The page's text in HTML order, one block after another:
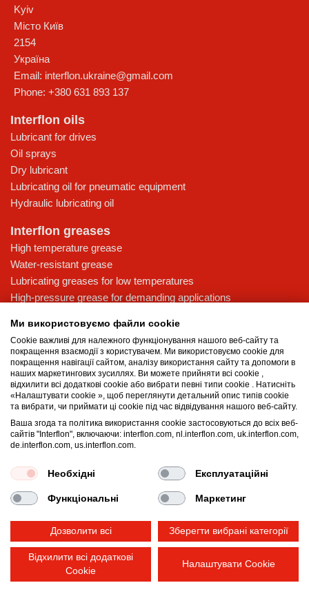
Kyiv
Місто Київ
2154
Україна
Email: interflon.ukraine@gmail.com
Phone: +380 631 893 137
Interflon oils
Lubricant for drives
Oil sprays
Dry lubricant
Lubricating oil for pneumatic equipment
Hydraulic lubricating oil
Interflon greases
High temperature grease
Water-resistant grease
Lubricating greases for low temperatures
High-pressure grease for demanding applications
Knowledge base
MicPol® technology
Food grade lubricants: ensuring safety in the food and beverage
industry
What is the difference between oil and grease?
The importance of good lubricants
Properties of grease
Terms and conditions Privacy statement
Cookie policy
Ми використовуємо файли cookie
Cookie важливі для належного функціонування нашого веб-сайту та
покращення взаємодії з користувачем. Ми використовуємо cookie для
покращення навігації сайтом, аналізу використання сайту та допомоги в
наших маркетингових зусиллях. Ви можете прийняти всі cookie ,
відхилити всі додаткові cookie або вибрати певні типи cookie . Натисніть
«Налаштувати cookie », щоб переглянути детальний опис типів cookie
та вибрати, чи приймати ці cookie під час відвідування нашого веб-сайту.
Ваша згода та політика використання cookie застосовуються до всіх веб-
сайтів "Interflon", включаючи: interflon.com, nl.interflon.com, uk.interflon.com,
de.interflon.com, us.interflon.com.
Необхідні Експлуатаційні
Функціональні Маркетинг
Дозволити всі Зберегти вибрані категорії
Відхилити всі додаткові
Cookie
Налаштувати Cookie